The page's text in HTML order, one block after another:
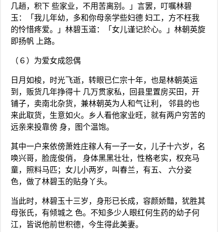
几趟，积下 些家业，不用苦离别。」言罢，叮嘱林碧
玉：「我儿年幼，多和你母亲学些妇德 妇工，方不枉我
的怜惜疼爱。」林碧玉道：「女儿谨记於心。」林朝英旋
即扬帆 上路。
（６）为爱女成怨偶
日月如梭，时光飞逝，转眼已仁宗十年，也是林朝英运
到，贩货几年挣得十 几万贯家私，回县里置房买田，开
铺子，卖南北杂货，兼林朝英为人和气让利， 邻县的也
来此取货，生意如火。乡人看他家业旺，就有两户穷苦的
远亲来投靠傍 身，图个温饱。
其中一户来依傍萧姓庄稼人有一子一女，儿子十六岁，名
唤兴哥，脸庞俊俏， 身体黑黑壮壮，性格老实，权充马
童，照料马匹；女儿小两岁，叫春兰，有五、 六分姿
色，做了林碧玉的贴身丫头。
当此时，林碧玉十三岁，身形已长成，容颜娇豔，犹胜其
母张氏，有倾城之 色。不知多少人眼红何生药的幼子何
江，皆说他前世积德，今生得此美妻。